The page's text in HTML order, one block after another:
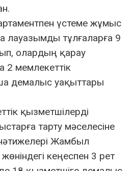
үстеме жұмыс
лауазымды тұлғаларға 9
олардың қарау
2 мемлекеттік
демалыс уақыттары
қызметшілерді
тарту мәселесіне
Жамбыл
кеңеспен 3 рет